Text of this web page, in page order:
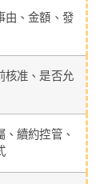
由、金額、發
核准、是否允
、續約控管、